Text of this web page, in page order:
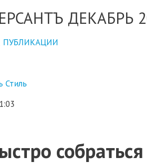
ДЕКАБРЬ
ПУБЛИКАЦИИ
Стиль